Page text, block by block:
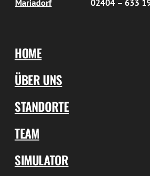
Mariadorf
02404 – 633
HOME
ÜBER UNS
STANDORTE
TEAM
SIMULATOR